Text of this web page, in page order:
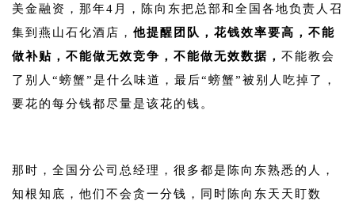
美金融资，那年4月，陈向东把总部和全国各地负责人召
集到燕山石化酒店， 他提醒团队，花钱效率要高，不能
做补贴，不能做无效竞争，不能做无效数据， 不能教会
了别人“螃蟹”是什么味道，最后“螃蟹”被别人吃掉了，
要花的每分钱都尽量是该花的钱。
那时，全国分公司总经理，很多都是陈向东熟悉的人，
知根知底，他们不会贪一分钱，同时陈向东天天盯数